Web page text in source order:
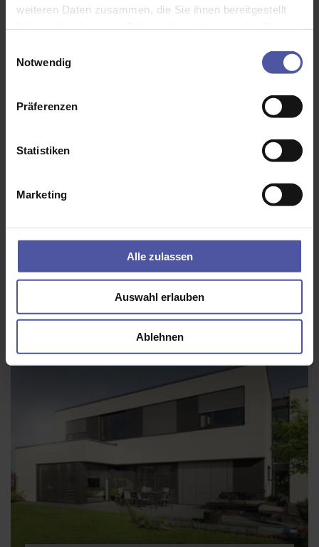
weiteren Daten zusammen, die Sie ihnen bereitgestellt
Notwendig
Präferenzen
Statistiken
Marketing
Alle zulassen
Auswahl erlauben
Ablehnen
Basis-Außenjalousie